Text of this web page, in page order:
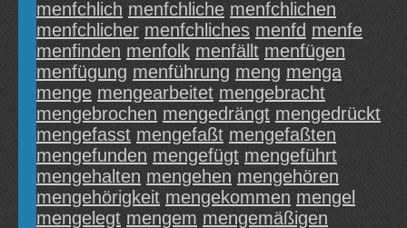
menfchlich menfchliche menfchlichen
menfchlicher menfchliches menfd menfe
menfinden menfolk menfällt menfügen
menfügung menführung meng menga
menge mengearbeitet mengebracht
mengebrochen mengedrängt mengedrückt
mengefasst mengefaßt mengefaßten
mengefunden mengefügt mengeführt
mengehalten mengehen mengehören
mengehörigkeit mengekommen mengel
mengelegt mengem mengemäßigen